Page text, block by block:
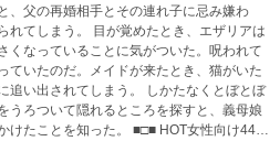
、父の再婚相手とその連れ子に忌み嫌わ
が覚めたとき、エザリアは
くなっていることに気がついた。呪われて
ていたのだ。メイドが来たとき、猫がいた
追い出されてしまう。 しかたなくとぼとぼ
うろついて隠れるところを探すと、義母娘
知った。 ■□■ HOT女性向け44位
とうございますw(ΦωΦ)w 子猫六匹！